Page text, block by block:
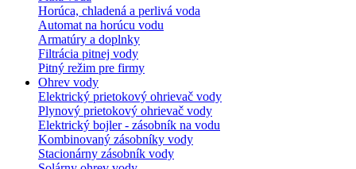
Horúca, chladená a perlivá voda
Automat na horúcu vodu
Armatúry a doplnky
Filtrácia pitnej vody
Pitný režim pre firmy
Ohrev vody
Elektrický prietokový ohrievač vody
Plynový prietokový ohrievač vody
Elektrický bojler - zásobník na vodu
Kombinovaný zásobníky vody
Stacionárny zásobník vody